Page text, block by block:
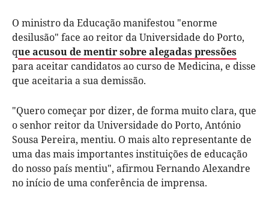
O ministro da Educação manifestou "enorme
desilusão" face ao reitor da Universidade do Porto,
que acusou de mentir sobre alegadas pressões
para aceitar candidatos ao curso de Medicina, e disse
que aceitaria a sua demissão.
"Quero começar por dizer, de forma muito clara, que
o senhor reitor da Universidade do Porto, António
Sousa Pereira, mentiu. O mais alto representante de
uma das mais importantes instituições de educação
do nosso país mentiu", afirmou Fernando Alexandre
no início de uma conferência de imprensa.